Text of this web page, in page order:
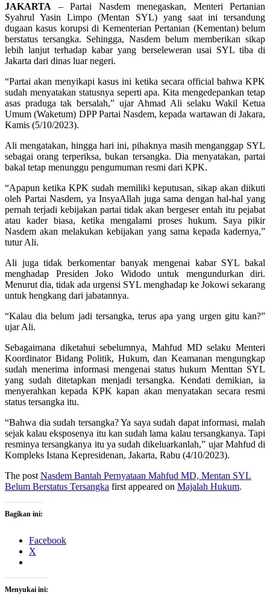
JAKARTA – Partai Nasdem menegaskan, Menteri Pertanian
Syahrul Yasin Limpo (Mentan SYL) yang saat ini tersandung
dugaan kasus korupsi di Kementerian Pertanian (Kementan) belum
berstatus tersangka. Sehingga, Nasdem belum memberikan sikap
lebih lanjut terhadap kabar yang berseleweran usai SYL tiba di
Jakarta dari dinas luar negeri.
“Partai akan menyikapi kasus ini ketika secara official bahwa KPK
sudah menyatakan statusnya seperti apa. Kita mengedepankan tetap
asas praduga tak bersalah,” ujar Ahmad Ali selaku Wakil Ketua
Umum (Waketum) DPP Partai Nasdem, kepada wartawan di Jakara,
Kamis (5/10/2023).
Ali mengatakan, hingga hari ini, pihaknya masih menganggap SYL
sebagai orang terperiksa, bukan tersangka. Dia menyatakan, partai
bakal tetap menunggu pengumuman resmi dari KPK.
“Apapun ketika KPK sudah memiliki keputusan, sikap akan diikuti
oleh Partai Nasdem, ya InsyaAllah juga sama dengan hal-hal yang
pernah terjadi kebijakan partai tidak akan bergeser entah itu pejabat
atau kader biasa, ketika mengalami proses hukum. Saya pikir
Nasdem akan melakukan kebijakan yang sama kepada kadernya,”
tutur Ali.
Ali juga tidak berkomentar banyak mengenai kabar SYL bakal
menghadap Presiden Joko Widodo untuk mengundurkan diri.
Menurut dia, tidak ada urgensi SYL menghadap ke Jokowi sekarang
untuk hengkang dari jabatannya.
“Kalau dia belum jadi tersangka, terus apa yang urgen gitu kan?”
ujar Ali.
Sebagaimana diketahui sebelumnya, Mahfud MD selaku Menteri
Koordinator Bidang Politik, Hukum, dan Keamanan mengungkap
sudah menerima informasi mengenai status hukum Menttan SYL
yang sudah ditetapkan menjadi tersangka. Kendati demikian, ia
menyerahkan kepada KPK kapan akan menyatakan secara resmi
status tersangka itu.
“Bahwa dia sudah tersangka? Ya saya sudah dapat informasi, malah
sejak kalau eksposenya itu kan sudah lama kalau tersangkanya. Tapi
resminya tersangkanya itu ya sudah dikeluarkanlah,” ujar Mahfud di
Kompleks Istana Kepresidenan, Jakarta, Rabu (4/10/2023).
The post Nasdem Bantah Pernyataan Mahfud MD, Mentan SYL
Belum Berstatus Tersangka first appeared on Majalah Hukum.
Bagikan ini:
Facebook
X
Menyukai ini: